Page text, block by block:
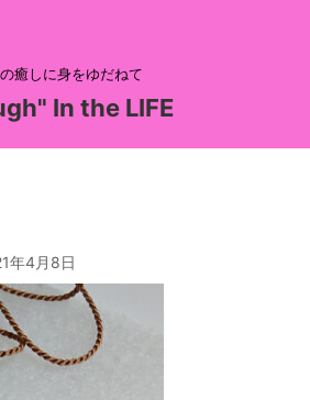
癒しに身をゆだねて
In the LIFE
年4月8日